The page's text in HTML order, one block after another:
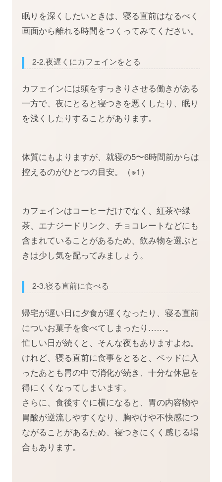
眠りを深くしたいときは、寝る直前はなるべく
画面から離れる時間をつくってみてください。
2-2.夜遅くにカフェインをとる
カフェインには頭をすっきりさせる働きがある
一方で、夜にとると寝つきを悪くしたり、眠り
を浅くしたりすることがあります。
体質にもよりますが、就寝の5〜6時間前からは
控えるのがひとつの目安。（※1）
カフェインはコーヒーだけでなく、紅茶や緑
茶、エナジードリンク、チョコレートなどにも
含まれていることがあるため、飲み物を選ぶと
きは少し気を配ってみましょう。
2-3.寝る直前に食べる
帰宅が遅い日に夕食が遅くなったり、寝る直前
についお菓子を食べてしまったり……。
忙しい日が続くと、そんな夜もありますよね。
けれど、寝る直前に食事をとると、ベッドに入
ったあとも胃の中で消化が続き、十分な休息を
得にくくなってしまいます。
さらに、食後すぐに横になると、胃の内容物や
胃酸が逆流しやすくなり、胸やけや不快感につ
ながることがあるため、寝つきにくく感じる場
合もあります。